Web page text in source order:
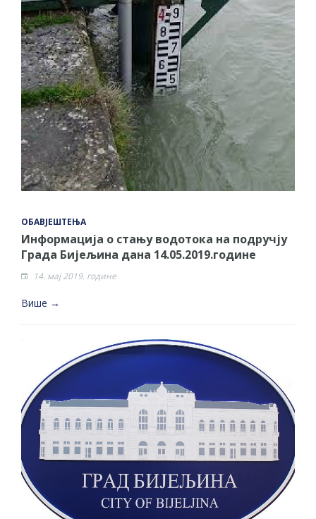
ОБАВЈЕШТЕЊА
Информација о стању водотока на подручју
Града Бијељина дана 14.05.2019.године
14. мај 2019. године
Више →